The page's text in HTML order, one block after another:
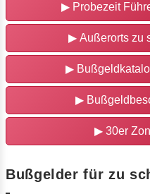
▶ Probezeit
▶ Außerorts zu
▶
▶
▶30er
Bußgelder für zu